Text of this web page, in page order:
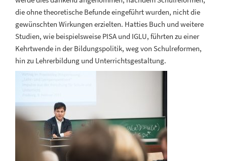
die ohne theoretische Befunde eingeführt wurden, nicht die
gewünschten Wirkungen erzielten. Hatties Buch und weitere
Studien, wie beispielsweise PISA und IGLU, führten zu einer
Kehrtwende in der Bildungspolitik, weg von Schulreformen,
hin zu Lehrerbildung und Unterrichtsgestaltung.